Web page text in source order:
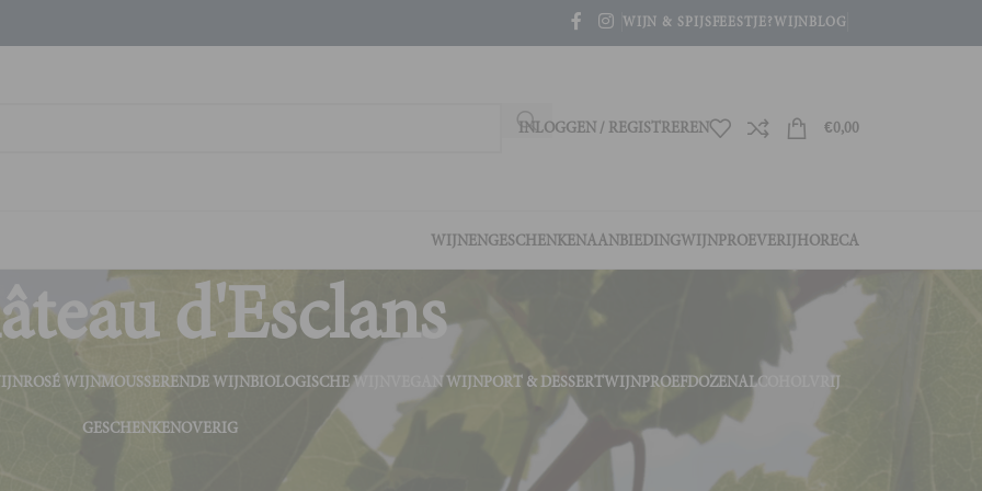
WIJN & SPIJS FEESTJE?WIJNBLOG
INLOGGEN / REGISTREREN €0,00
WIJNENGESCHENKENAANBIEDINGWIJNPROEVERIJHORECA
d'Esclans
ROSÉ WIJNMOUSSERENDE WIJNBIOLOGISCHE WIJN VEGAN WIJNPORT & DESSERTWIJNPROEFDOZENALCOHOLVRIJ
GESCHENKENOVERIG
Tonen